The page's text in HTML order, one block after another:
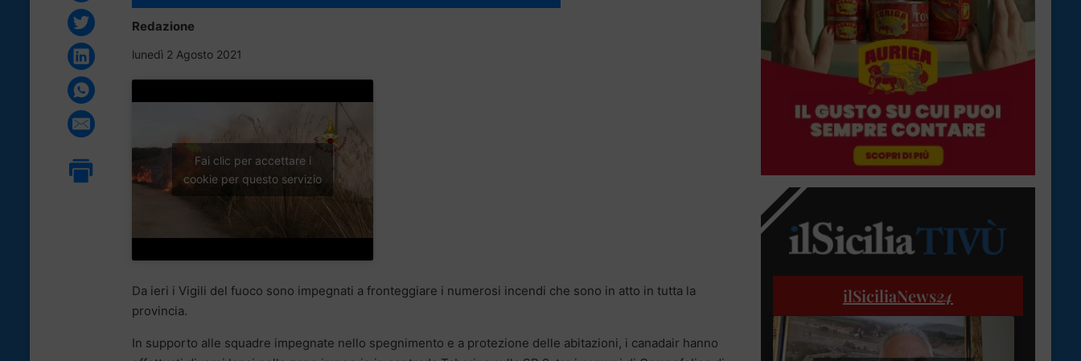
Redazione
lunedì 2 Agosto 2021
Fai clic per accettare i
cookie per questo servizio
Da ieri i Vigili del fuoco sono impegnati a fronteggiare i numerosi incendi che sono in atto in tutta la
provincia.
In supporto alle squadre impegnate nello spegnimento e a protezione delle abitazioni, i canadair hanno
ilSiciliaNews24